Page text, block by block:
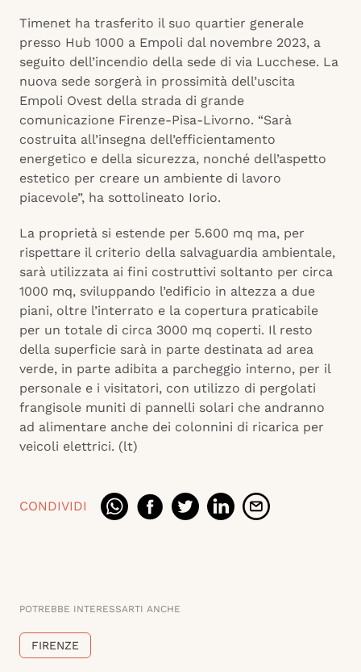
Timenet ha trasferito il suo quartier generale
presso Hub 1000 a Empoli dal novembre 2023, a
seguito dell’incendio della sede di via Lucchese. La
nuova sede sorgerà in prossimità dell’uscita
Empoli Ovest della strada di grande
comunicazione Firenze-Pisa-Livorno. “Sarà
costruita all’insegna dell’efficientamento
energetico e della sicurezza, nonché dell’aspetto
estetico per creare un ambiente di lavoro
piacevole”, ha sottolineato Iorio.
La proprietà si estende per 5.600 mq ma, per
rispettare il criterio della salvaguardia ambientale,
sarà utilizzata ai fini costruttivi soltanto per circa
1000 mq, sviluppando l’edificio in altezza a due
piani, oltre l’interrato e la copertura praticabile
per un totale di circa 3000 mq coperti. Il resto
della superficie sarà in parte destinata ad area
verde, in parte adibita a parcheggio interno, per il
personale e i visitatori, con utilizzo di pergolati
frangisole muniti di pannelli solari che andranno
ad alimentare anche dei colonnini di ricarica per
veicoli elettrici. (lt)
CONDIVIDI
POTREBBE INTERESSARTI ANCHE
FIRENZE